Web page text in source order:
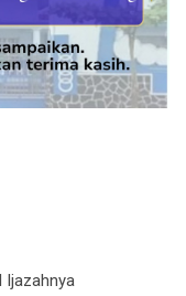
Ijazahnya